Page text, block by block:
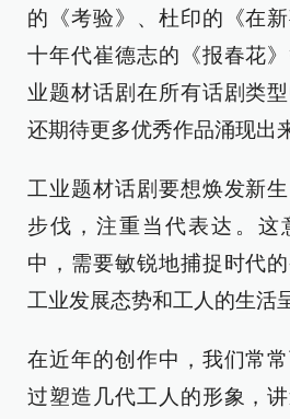
的《考验》、杜印的《在
十年代崔德志的《报春花
业题材话剧在所有话剧类
还期待更多优秀作品涌现出
工业题材话剧要想焕发新
步伐，注重当代表达。这
中，需要敏锐地捕捉时代
工业发展态势和工人的生活
在近年的创作中，我们常
过塑造几代工人的形象，